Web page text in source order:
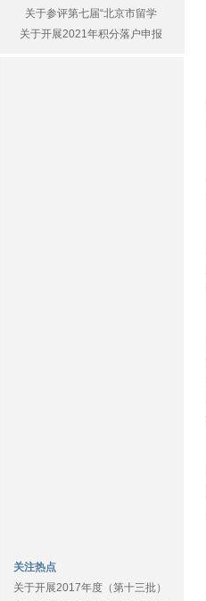
关于参评第七届“北京市留学
关于开展2021年积分落户申报
关注热点
关于开展2017年度（第十三批）